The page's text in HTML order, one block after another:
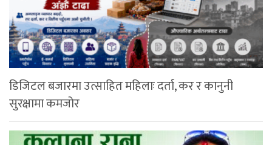
डिजिटल बजारमा उत्साहित महिलाः दर्ता, कर र कानुनी
सुरक्षामा कमजोर